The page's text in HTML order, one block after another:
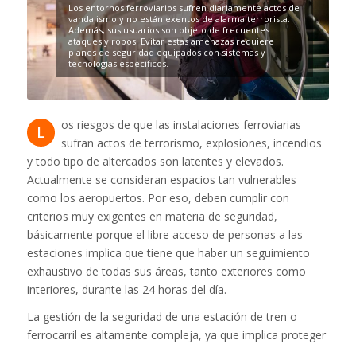
Los entornos ferroviarios sufren diariamente actos de
vandalismo y no están exentos de alarma terrorista.
Además, sus usuarios son objeto de frecuentes
ataques y robos. Evitar estas amenazas requiere
planes de seguridad equipados con sistemas y
tecnologías específicos.
L
os riesgos de que las instalaciones ferroviarias
sufran actos de terrorismo, explosiones, incendios
y todo tipo de altercados son latentes y elevados.
Actualmente se consideran espacios tan vulnerables
como los aeropuertos. Por eso, deben cumplir con
criterios muy exigentes en materia de seguridad,
básicamente porque el libre acceso de personas a las
estaciones implica que tiene que haber un seguimiento
exhaustivo de todas sus áreas, tanto exteriores como
interiores, durante las 24 horas del día.
La gestión de la seguridad de una estación de tren o
ferrocarril es altamente compleja, ya que implica proteger